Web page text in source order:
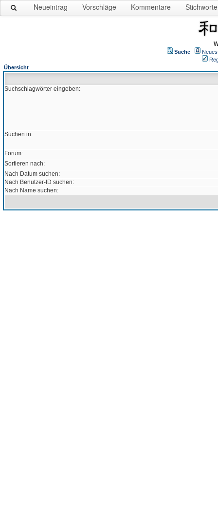
Neueintrag Vorschläge Kommentare Stichworte
Suche
Übersicht
Suchschlagwörter eingeben:
Suchen in:
Forum:
Sortieren nach:
Nach Datum suchen:
Nach Benutzer-ID suchen:
Nach Name suchen: